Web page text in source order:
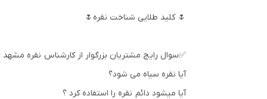
🌷 کلید طلایی شناخت نقره🌷
✅سوال رایج مشتریان بزرگوار از کارشناس نقره مشهد
آیا نقره سیاه می شود؟
آیا میشود دائم نقره را استفاده کرد ؟